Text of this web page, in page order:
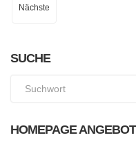
Nächste
SUCHE
HOMEPAGE ANGEBOT